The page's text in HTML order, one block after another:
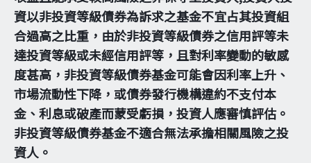
資以非投資等級債券為訴求之基金不宜占其投資組
合過高之比重，由於非投資等級債券之信用評等未
達投資等級或未經信用評等，且對利率變動的敏感
度甚高，非投資等級債券基金可能會因利率上升、
市場流動性下降，或債券發行機構違約不支付本
金、利息或破產而蒙受虧損，投資人應審慎評估。
非投資等級債券基金不適合無法承擔相關風險之投
資人。